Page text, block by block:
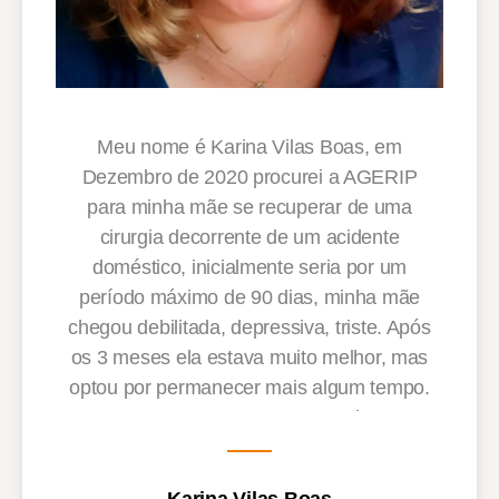
Meu nome é Karina Vilas Boas, em
Dezembro de 2020 procurei a AGERIP
para minha mãe se recuperar de uma
cirurgia decorrente de um acidente
doméstico, inicialmente seria por um
período máximo de 90 dias, minha mãe
chegou debilitada, depressiva, triste. Após
os 3 meses ela estava muito melhor, mas
optou por permanecer mais algum tempo.
Passaram-se 6 meses e ela
simplesmente é outra pessoa, encontrou